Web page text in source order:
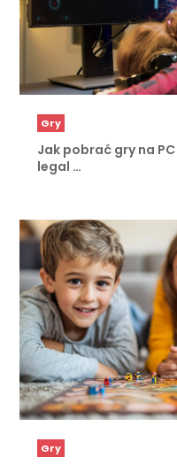
Gry
Jak pobrać gry na
legal …
Gry